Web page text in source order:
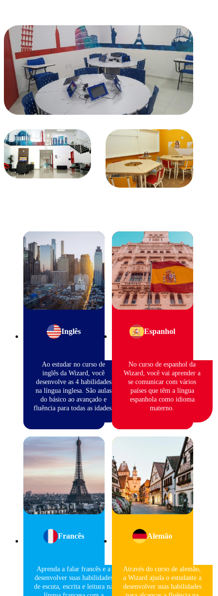
Inglês
Ao estudar no curso de
inglês da Wizard, você
desenvolve as 4 habilidades
na língua inglesa. São aulas
do básico ao avançado e
fluência para todas as idades.
Espanhol
No curso de espanhol da
Wizard, você vai aprender a
se comunicar com vários
países que têm a língua
espanhola como idioma
materno.
Francês
Aprenda a falar francês e a
desenvolver suas habilidades
de escuta, escrita e leitura na
Alemão
Através do curso de alemão,
a Wizard ajuda o estudante a
desenvolver suas habilidades